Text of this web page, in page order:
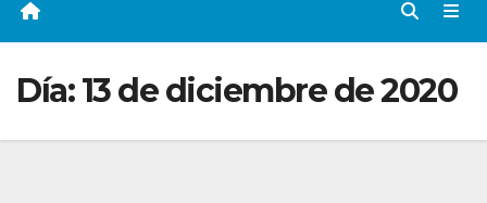
Día:13 de diciembre de 2020